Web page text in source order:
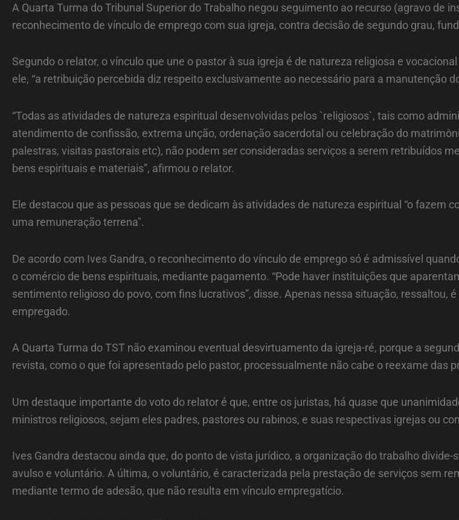
A Quarta Turma do Tribunal Superior do Trabalho negou seguimento ao recurso (agravo de
reconhecimento de vínculo de emprego com sua igreja, contra decisão de segundo grau,
Segundo o relator, o vínculo que une o pastor à sua igreja é de natureza religiosa e
ele, “a retribuição percebida diz respeito exclusivamente ao necessário para a manutenção
“Todas as atividades de natureza espiritual desenvolvidas pelos `religiosos`, tais como
atendimento de confissão, extrema unção, ordenação sacerdotal ou celebração do
palestras, visitas pastorais etc), não podem ser consideradas serviços a serem retribuídos
bens espirituais e materiais”, afirmou o relator.
Ele destacou que as pessoas que se dedicam às atividades de natureza espiritual “o fazem
uma remuneração terrena".
De acordo com Ives Gandra, o reconhecimento do vínculo de emprego só é admissível
o comércio de bens espirituais, mediante pagamento. “Pode haver instituições que
sentimento religioso do povo, com fins lucrativos”, disse. Apenas nessa situação, ressaltou,
empregado.
A Quarta Turma do TST não examinou eventual desvirtuamento da igreja-ré, porque a
revista, como o que foi apresentado pelo pastor, processualmente não cabe o reexame das
Um destaque importante do voto do relator é que, entre os juristas, há quase que
ministros religiosos, sejam eles padres, pastores ou rabinos, e suas respectivas igrejas ou
Ives Gandra destacou ainda que, do ponto de vista jurídico, a organização do trabalho
avulso e voluntário. A última, o voluntário, é caracterizada pela prestação de serviços sem
mediante termo de adesão, que não resulta em vínculo empregatício.